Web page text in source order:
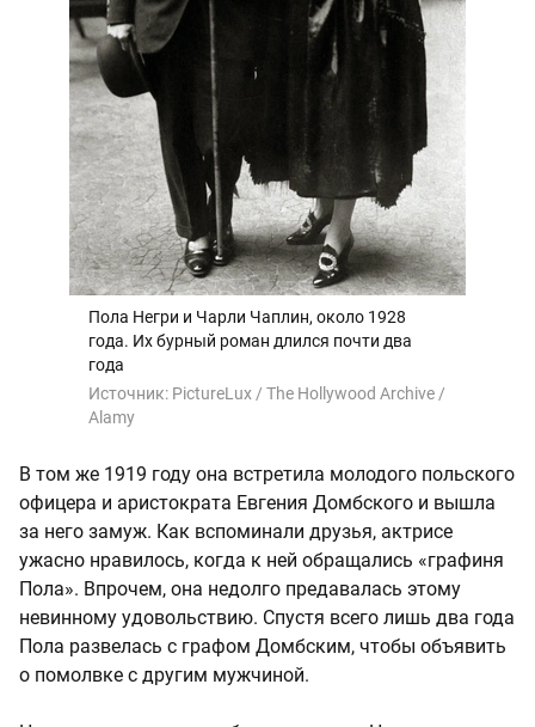
Пола Негри и Чарли Чаплин, около 1928
года. Их бурный роман длился почти два
года
Источник: PictureLux / The Hollywood Archive /
Alamy
В том же 1919 году она встретила молодого польского
офицера и аристократа Евгения Домбского и вышла
за него замуж. Как вспоминали друзья, актрисе
ужасно нравилось, когда к ней обращались «графиня
Пола». Впрочем, она недолго предавалась этому
невинному удовольствию. Спустя всего лишь два года
Пола развелась с графом Домбским, чтобы объявить
о помолвке с другим мужчиной.